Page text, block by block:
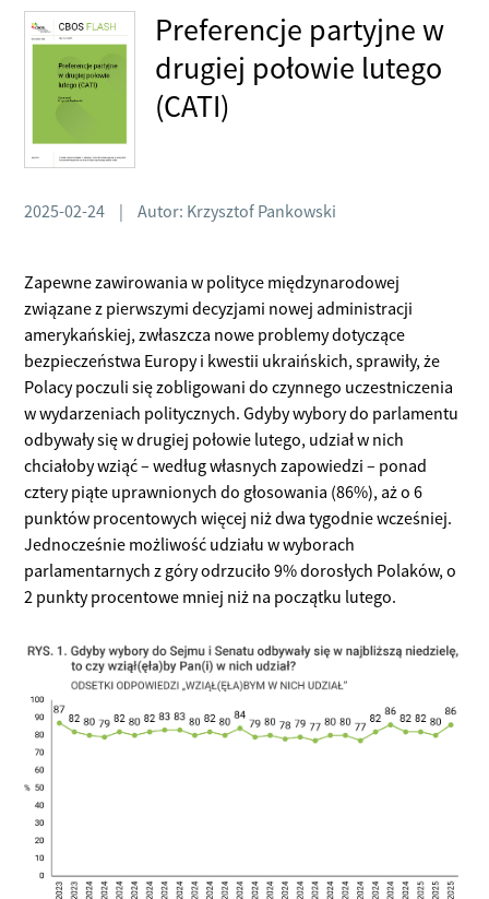
Preferencje partyjne w
drugiej połowie lutego
(CATI)
2025-02-24 | Autor: Krzysztof Pankowski
Zapewne zawirowania w polityce międzynarodowej
związane z pierwszymi decyzjami nowej administracji
amerykańskiej, zwłaszcza nowe problemy dotyczące
bezpieczeństwa Europy i kwestii ukraińskich, sprawiły, że
Polacy poczuli się zobligowani do czynnego uczestniczenia
w wydarzeniach politycznych. Gdyby wybory do parlamentu
odbywały się w drugiej połowie lutego, udział w nich
chciałoby wziąć – według własnych zapowiedzi – ponad
cztery piąte uprawnionych do głosowania (86%), aż o 6
punktów procentowych więcej niż dwa tygodnie wcześniej.
Jednocześnie możliwość udziału w wyborach
parlamentarnych z góry odrzuciło 9% dorosłych Polaków, o
2 punkty procentowe mniej niż na początku lutego.